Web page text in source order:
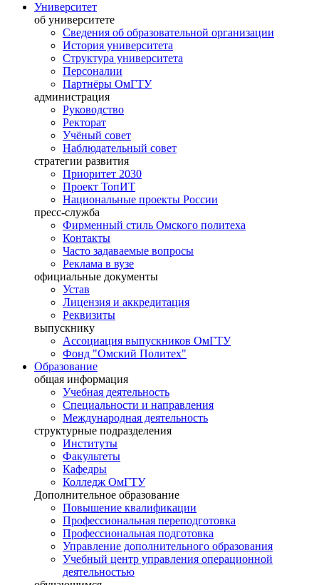
Университет
об университете
Сведения об образовательной организации
История университета
Структура университета
Персоналии
Партнёры ОмГТУ
администрация
Руководство
Ректорат
Учёный совет
Наблюдательный совет
стратегии развития
Приоритет 2030
Проект ТопИТ
Национальные проекты России
пресс-служба
Фирменный стиль Омского политеха
Контакты
Часто задаваемые вопросы
Реклама в вузе
официальные документы
Устав
Лицензия и аккредитация
Реквизиты
выпускнику
Ассоциация выпускников ОмГТУ
Фонд "Омский Политех"
Образование
общая информация
Учебная деятельность
Специальности и направления
Международная деятельность
структурные подразделения
Институты
Факультеты
Кафедры
Колледж ОмГТУ
Дополнительное образование
Повышение квалификации
Профессиональная переподготовка
Профессиональная подготовка
Управление дополнительного образования
Учебный центр управления операционной
деятельностью